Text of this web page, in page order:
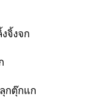
จิ้งจก
กตุ๊กแก